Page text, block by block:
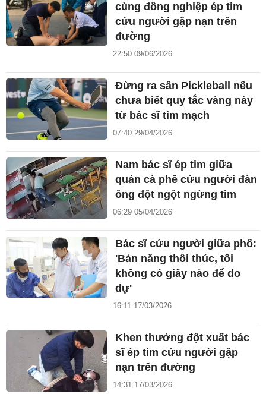
cùng đồng nghiệp ép tim
cứu người gặp nạn trên
đường
22:50 09/06/2026
Đừng ra sân Pickleball nếu
chưa biết quy tắc vàng này
từ bác sĩ tim mạch
07:40 29/04/2026
Nam bác sĩ ép tim giữa
quán cà phê cứu người đàn
ông đột ngột ngừng tim
06:29 05/04/2026
Bác sĩ cứu người giữa phố:
'Bản năng thôi thúc, tôi
không có giây nào để do
dự'
16:11 17/03/2026
Khen thưởng đột xuất bác
sĩ ép tim cứu người gặp
nạn trên đường
14:31 17/03/2026